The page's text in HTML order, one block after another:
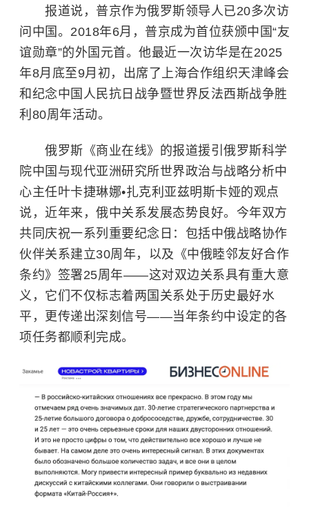
报道说，普京作为俄罗斯领导人已20多次访
问中国。2018年6月，普京成为首位获颁中国“友
谊勋章”的外国元首。他最近一次访华是在2025
年8月底至9月初，出席了上海合作组织天津峰会
和纪念中国人民抗日战争暨世界反法西斯战争胜
利80周年活动。
俄罗斯《商业在线》的报道援引俄罗斯科学
院中国与现代亚洲研究所世界政治与战略分析中
心主任叶卡捷琳娜•扎克利亚兹明斯卡娅的观点
说，近年来，俄中关系发展态势良好。今年双方
共同庆祝一系列重要纪念日：包括中俄战略协作
伙伴关系建立30周年，以及《中俄睦邻友好合作
条约》签署‌25周年——这对双边关系具有重大意
义，它们不仅标志着两国关系处于历史最好水
平，更传递出深刻信号——当年条约中设定的各
项任务都顺利完成。